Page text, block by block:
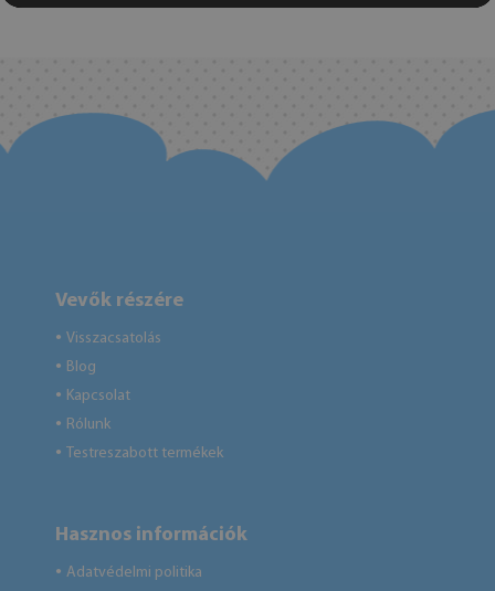
Vevők részére
● Visszacsatolás
● Blog
● Kapcsolat
● Rólunk
● Testreszabott termékek
Hasznos információk
● Adatvédelmi politika